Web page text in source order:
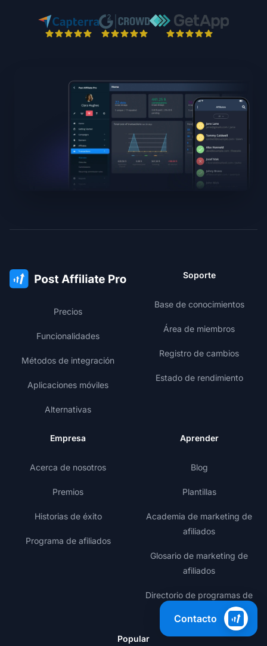
Precios
Funcionalidades
Métodos de integración
Aplicaciones móviles
Alternativas
Soporte
Base de conocimientos
Área de miembros
Registro de cambios
Estado de rendimiento
Empresa
Acerca de nosotros
Premios
Historias de éxito
Programa de afiliados
Aprender
Blog
Plantillas
Academia de marketing de
afiliados
Glosario de marketing de
afiliados
Directorio de programas de
Popular
Contacto